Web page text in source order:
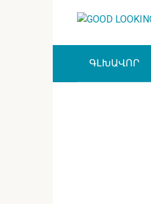
ԳԼԽԱՎՈՐ